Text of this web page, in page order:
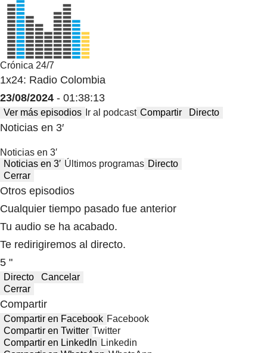
Crónica 24/7
1x24: Radio Colombia
23/08/2024 - 01:38:13
Ver más episodios Ir al podcast Compartir Directo
Noticias en 3′
Noticias en 3′
Noticias en 3′ Últimos programas Directo
Cerrar
Otros episodios
Cualquier tiempo pasado fue anterior
Tu audio se ha acabado.
Te redirigiremos al directo.
5 "
Directo
Cancelar
Cerrar
Compartir
Compartir en Facebook Facebook
Compartir en Twitter Twitter
Compartir en LinkedIn Linkedin